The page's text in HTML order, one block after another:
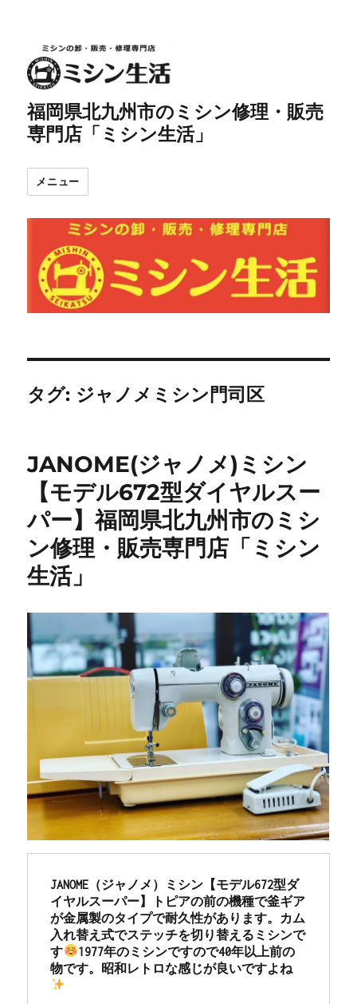
福岡県北九州市のミシン修理・販売
専門店「ミシン生活」
メニュー
タグ: ジャノメミシン門司区
JANOME(ジャノメ)ミシン
【モデル672型ダイヤルスー
パー】福岡県北九州市のミシ
ン修理・販売専門店「ミシン
生活」
JANOME（ジャノメ）ミシン【モデル672型ダ
イヤルスーパー】トピアの前の機種で釜ギア
が金属製のタイプで耐久性があります。カム
入れ替え式でステッチを切り替えるミシンで
す
1977年のミシンですので40年以上前の
物です。昭和レトロな感じが良いですよね